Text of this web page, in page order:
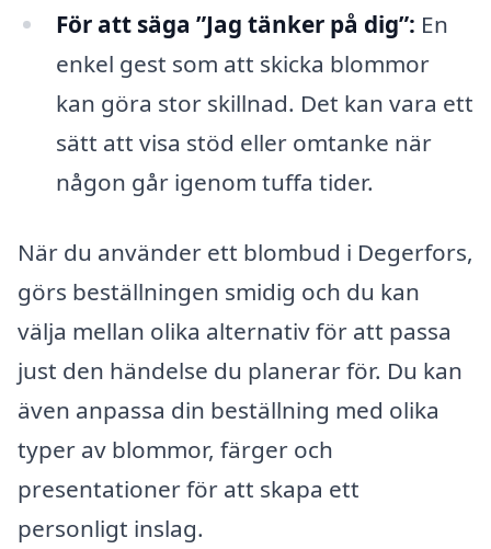
För att säga ”Jag tänker på dig”: En
enkel gest som att skicka blommor
kan göra stor skillnad. Det kan vara ett
sätt att visa stöd eller omtanke när
någon går igenom tuffa tider.
När du använder ett blombud i Degerfors,
görs beställningen smidig och du kan
välja mellan olika alternativ för att passa
just den händelse du planerar för. Du kan
även anpassa din beställning med olika
typer av blommor, färger och
presentationer för att skapa ett
personligt inslag.